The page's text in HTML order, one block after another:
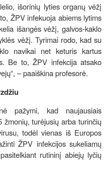
išorinių lyties organų vėžį
ŽPV infekuoja abiems lytims
išangės vėžį, galvos-kaklo
vėžį. Tyrimai rodo, kad su
navikai net keturis kartus
Be to, ŽPV infekcija atsako
– paaiškina profesorė.
pažymi, kad naujausiais
žmonių, turėjusių arba turinčių
todėl vienas iš Europos
ŽPV infekcijos sukeliamų
rutininį abiejų lyčių